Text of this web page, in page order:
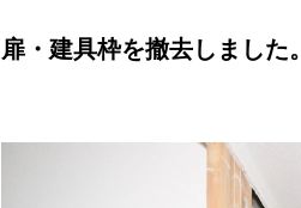
扉・建具枠を撤去しました。